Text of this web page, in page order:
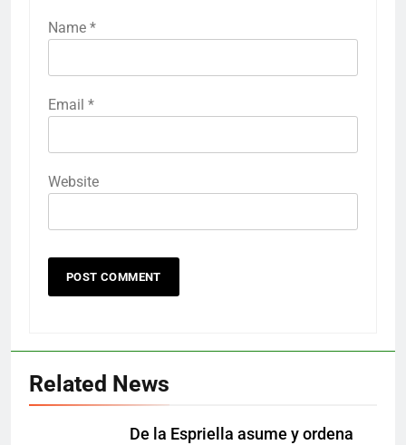
Name *
Email *
Website
Related News
De la Espriella asume y ordena